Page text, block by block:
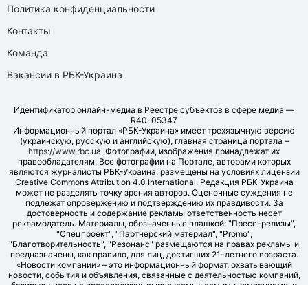
Политика конфиденциальности
Контакты
Команда
Вакансии в РБК-Украина
Идентификатор онлайн-медиа в Реестре субъектов в сфере медиа —
R40-05347
Информационный портал «РБК-Украина» имеет трехязычную версию
(украинскую, русскую и английскую), главная страница портала –
https://www.rbc.ua. Фотографии, изображения принадлежат их
правообладателям. Все фотографии на Портале, авторами которых
являются журналисты РБК-Украина, размещены на условиях лицензии
Creative Commons Attribution 4.0 International. Редакция РБК-Украина
может не разделять точку зрения авторов. Оценочные суждения не
подлежат опровержению и подтверждению их правдивости. За
достоверность и содержание рекламы ответственность несет
рекламодатель. Материалы, обозначенные плашкой: "Пресс-релизы",
"Спецпроект", "Партнерский материал", "Promo",
"Благотворительность", "Резонанс" размещаются на правах рекламы и
предназначены, как правило, для лиц, достигших 21-летнего возраста.
«Новости компании» – это информационный формат, охватывающий
новости, события и объявления, связанные с деятельностью компаний,